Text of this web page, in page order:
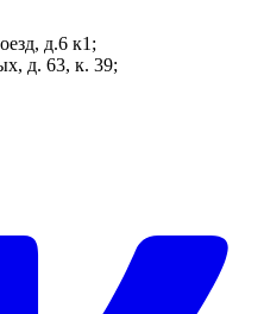
д.6 к1;
д. 63, к. 39;